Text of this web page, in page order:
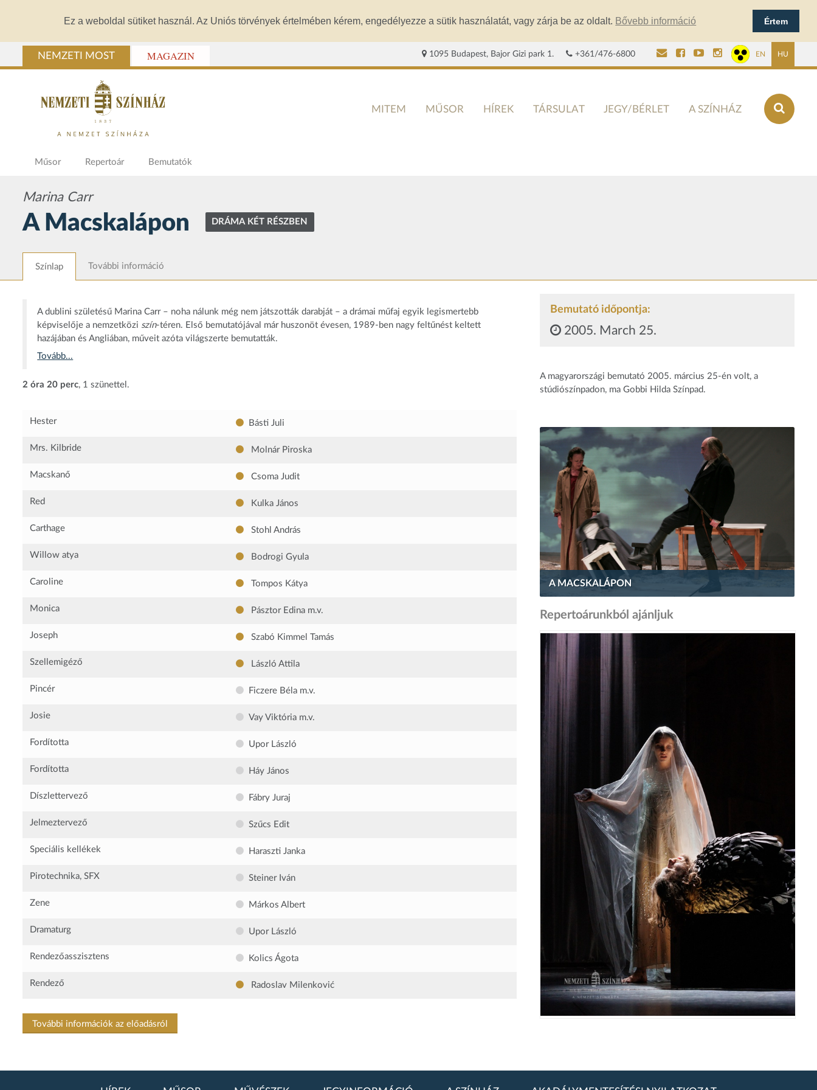
Ez a weboldal sütiket használ. Az Uniós törvények értelmében kérem, engedélyezze a sütik használatát, vagy zárja be az oldalt. Bővebb információ Értem
NEMZETI MOST MAGAZIN 1095 Budapest, Bajor Gizi park 1. +361/476-6800 EN HU
MITEM MŰSOR HÍREK TÁRSULAT JEGY/BÉRLET A SZÍNHÁZ
Műsor Repertoár Bemutatók
Marina Carr
A Macskalápon DRÁMA KÉT RÉSZBEN
Színlap További információ
A dublini születésű Marina Carr – noha nálunk még nem játszották darabját – a drámai műfaj egyik legismertebb
képviselője a nemzetközi szín-téren. Első bemutatójával már huszonöt évesen, 1989-ben nagy feltűnést keltett
hazájában és Angliában, műveit azóta világszerte bemutatták.
Tovább...
2 óra 20 perc, 1 szünettel.
Hester Básti Juli
Mrs. Kilbride Molnár Piroska
Macskanő Csoma Judit
Red Kulka János
Carthage Stohl András
Willow atya Bodrogi Gyula
Caroline Tompos Kátya
Monica Pásztor Edina m.v.
Joseph Szabó Kimmel Tamás
Szellemigéző László Attila
Pincér Ficzere Béla m.v.
Josie Vay Viktória m.v.
Fordította Upor László
Fordította Háy János
Díszlettervező Fábry Juraj
Jelmeztervező Szűcs Edit
Speciális kellékek Haraszti Janka
Pirotechnika, SFX Steiner Iván
Zene Márkos Albert
Dramaturg Upor László
Rendezőasszisztens Kolics Ágota
Rendező Radoslav Milenković
További információk az előadásról
Bemutató időpontja:
2005. March 25.
A magyarországi bemutató 2005. március 25-én volt, a
stúdiószínpadon, ma Gobbi Hilda Színpad.
A MACSKALÁPON
Repertoárunkból ajánljuk